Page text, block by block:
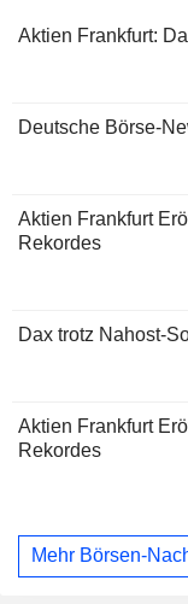
Aktien Frankfurt:
Deutsche Börse-
Aktien Frankfurt
Rekordes
Dax trotz Nahost-
Aktien Frankfurt
Rekordes
Mehr Börsen-